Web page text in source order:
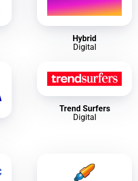
Hybrid
Digital
Trend Surfers
Digital